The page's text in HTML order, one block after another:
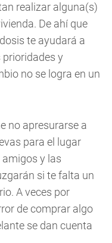
realizar alguna(s)
De ahí que
te ayudará a
prioridades y
no se logra en un
no apresurarse a
para el lugar
amigos y las
si te falta un
A veces por
de comprar algo
se dan cuenta